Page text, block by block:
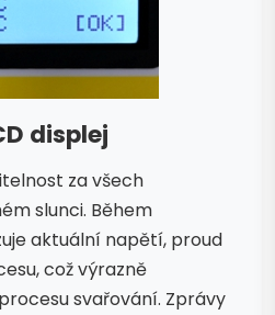
displej
za všech
slunci. Během
aktuální napětí, proud
což výrazně
svařování. Zprávy